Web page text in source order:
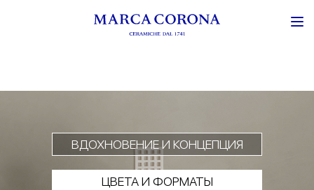
ВДОХНОВЕНИЕ И КОНЦЕПЦИЯ
ЦВЕТА И ФОРМАТЫ